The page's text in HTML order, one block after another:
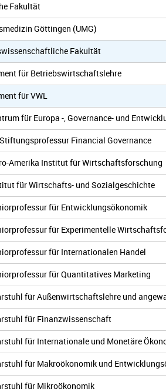
Fakultät
Göttingen (UMG)
Fakultät
für Betriebswirtschaftslehre
für VWL
für Europa -, Governance- und
Stiftungsprofessur Financial Governance
Amerika Institut für Wirtschaftsforschung
für Wirtschafts- und Sozialgeschichte
für Entwicklungsökonomik
für Experimentelle
für Internationalen Handel
für Quantitatives Marketing
für Außenwirtschaftslehre und
für Finanzwissenschaft
für Internationale und Monetäre
für Makroökonomik und
für Mikroökonomik